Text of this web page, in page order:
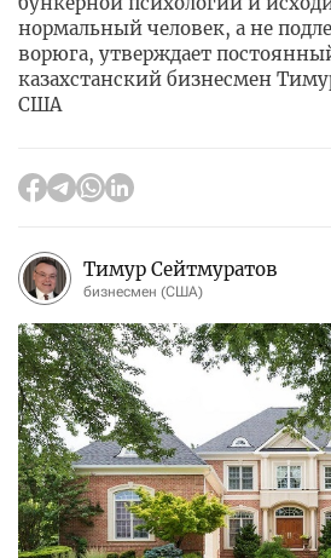
нормальный человек, а не
ворюга, утверждает
казахстанский бизнесмен
США
Тимур Сейтмуратов
бизнесмен (США)